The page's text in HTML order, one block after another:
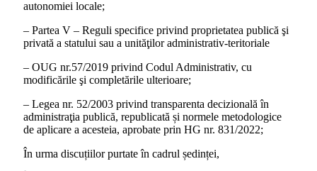
autonomiei locale;
– Partea V – Reguli specifice privind proprietatea publică şi
privată a statului sau a unităţilor administrativ-teritoriale
– OUG nr.57/2019 privind Codul Administrativ, cu
modificările şi completările ulterioare;
– Legea nr. 52/2003 privind transparenta decizională în
administraţia publică, republicată și normele metodologice
de aplicare a acesteia, aprobate prin HG nr. 831/2022;
În urma discuțiilor purtate în cadrul ședinței,